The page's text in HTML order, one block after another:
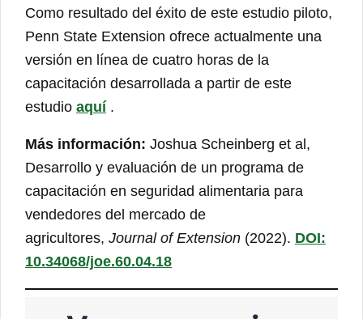
Como resultado del éxito de este estudio piloto,
Penn State Extension ofrece actualmente una
versión en línea de cuatro horas de la
capacitación desarrollada a partir de este
estudio aquí.
Más información: Joshua Scheinberg et al,
Desarrollo y evaluación de un programa de
capacitación en seguridad alimentaria para
vendedores del mercado de
agricultores, Journal of Extension (2022). DOI:
10.34068/joe.60.04.18